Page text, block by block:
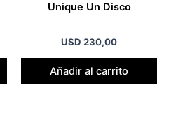
Unique Un Disco
USD 230,00
Añadir al carrito